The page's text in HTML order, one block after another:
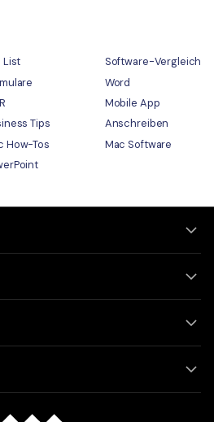
List
Software-Vergleich
Word
Mobile App
Tips
Anschreiben
How-Tos
Mac Software